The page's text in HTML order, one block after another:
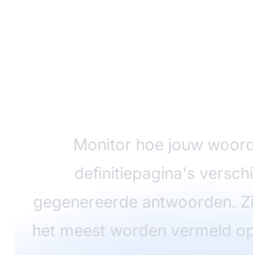
Monitor hoe jouw
definitiepagina's
gegenereerde antwoorden.
het meest worden vermeld